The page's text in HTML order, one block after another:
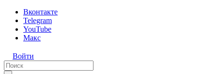
Вконтакте
Telegram
YouTube
Макс
Войти